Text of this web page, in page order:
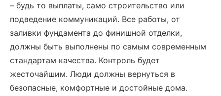
– будь то выплаты, само строительство или
подведение коммуникаций. Все работы, от
заливки фундамента до финишной отделки,
должны быть выполнены по самым современным
стандартам качества. Контроль будет
жесточайшим. Люди должны вернуться в
безопасные, комфортные и достойные дома.